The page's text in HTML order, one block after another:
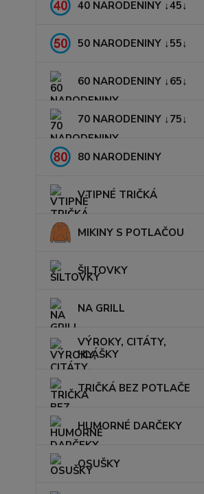
40 NARODENINY ↓45↓
50 NARODENINY ↓55↓
60 NARODENINY ↓65↓
70 NARODENINY ↓75↓
80 NARODENINY
VTIPNÉ TRIČKÁ
MIKINY S POTLAČOU
ŠILTOVKY
NA GRILL
VÝROKY, CITÁTY,
HLÁŠKY
TRIČKÁ BEZ POTLAČE
HUMORNÉ DARČEKY
OSUŠKY